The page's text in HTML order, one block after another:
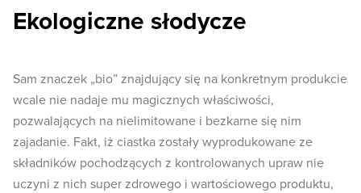
Ekologiczne słodycze
Sam znaczek „bio” znajdujący się na konkretnym produkcie
wcale nie nadaje mu magicznych właściwości,
pozwalających na nielimitowane i bezkarne się nim
zajadanie. Fakt, iż ciastka zostały wyprodukowane ze
składników pochodzących z kontrolowanych upraw nie
uczyni z nich super zdrowego i wartościowego produktu,